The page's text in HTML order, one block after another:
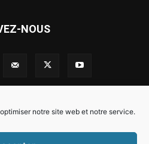
notre site web et notre service.
NOUS
Mentions légales